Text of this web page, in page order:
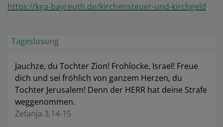
https://kga-bayreuth.de/kirchensteuer-und-kirchgeld
Tageslosung
Jauchze, du Tochter Zion! Frohlocke, Israel! Freue
dich und sei fröhlich von ganzem Herzen, du
Tochter Jerusalem! Denn der HERR hat deine Strafe
weggenommen.
Zefanja 3,14-15